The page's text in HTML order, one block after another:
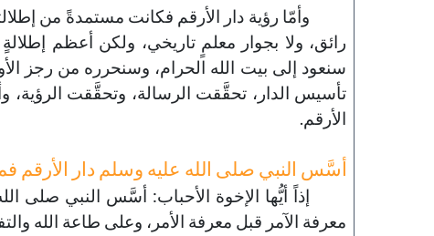
وأمّا رؤية دار الأرقم فكانت مستمدةً من
رائق، ولا بجوار معلمٍ تاريخي، ولكن أعظم
سنعود إلى بيت الله الحرام، وسنحرره من رجز
تأسيس الدار، تحقَّقت الرسالة، وتحقَّقت الرؤية،
الأرقم.
أسَّس النبي صلى الله عليه وسلم دار الأرقم
إذاً أيُّها الإخوة الأحباب: أسَّس النبي صلى
معرفة الآمر قبل معرفة الأمر، وعلى طاعة الله